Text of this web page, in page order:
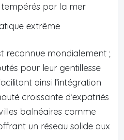
tempérés par la mer
extrême
reconnue mondialement ;
pour leur gentillesse
ainsi l’intégration
croissante d’expatriés
balnéaires comme
un réseau solide aux